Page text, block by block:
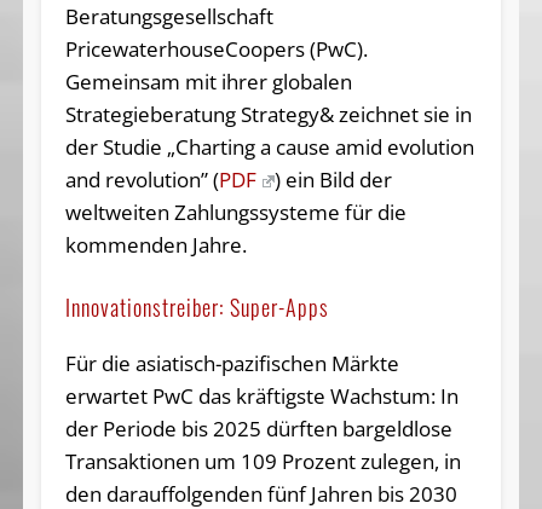
Beratungsgesellschaft
PricewaterhouseCoopers (PwC).
Gemeinsam mit ihrer globalen
Strategieberatung Strategy& zeichnet sie in
der Studie „Charting a cause amid evolution
and revolution” (PDF
) ein Bild der
weltweiten Zahlungssysteme für die
kommenden Jahre.
Innovationstreiber: Super-Apps
Für die asiatisch-pazifischen Märkte
erwartet PwC das kräftigste Wachstum: In
der Periode bis 2025 dürften bargeldlose
Transaktionen um 109 Prozent zulegen, in
den darauffolgenden fünf Jahren bis 2030